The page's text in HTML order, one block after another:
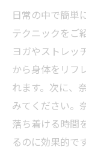
日常の中で簡単
テクニックをご
ヨガやストレッ
から身体をリフ
れます。次に、
みてください。
落ち着ける時間
るのに効果的で